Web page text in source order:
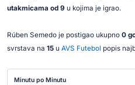
utakmicama od 9 u kojima je igrao.
Rúben Semedo je postigao ukupno 0
svrstava na 15u AVS Futebol popis
Minutu po Minutu